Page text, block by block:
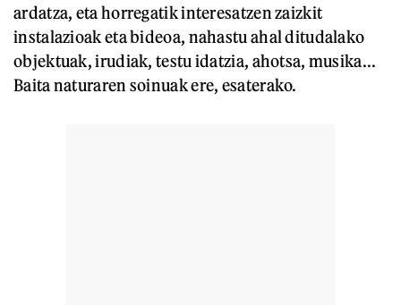
ardatza, eta horregatik interesatzen zaizkit
instalazioak eta bideoa, nahastu ahal ditudalako
objektuak, irudiak, testu idatzia, ahotsa, musika...
Baita naturaren soinuak ere, esaterako.